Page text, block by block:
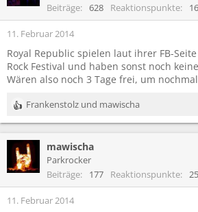
Beiträge
628 Reaktionspunkte
11. Februar 2014
Royal Republic spielen laut ihrer FB-
Rock Festival und haben sonst noch
Wären also noch 3 Tage frei, um
R
e
k
i
n
Frankenstolz und mawischa
mawischa
Parkrocker
Beiträge
177 Reaktionspunkte
11. Februar 2014